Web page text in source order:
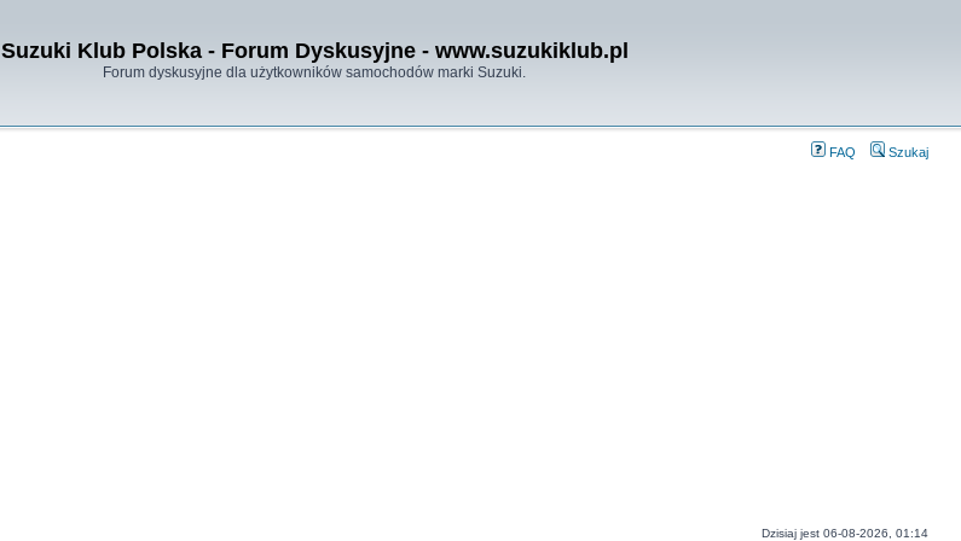
Suzuki Klub Polska - Forum Dyskusyjne - www.suzukiklub.pl
Forum dyskusyjne dla użytkowników samochodów marki Suzuki.
FAQ Szukaj
Dzisiaj jest 06-08-2026, 01:14